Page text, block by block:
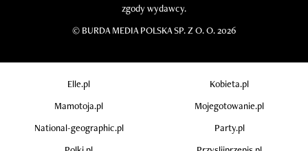
zgody wydawcy.
© BURDA MEDIA POLSKA SP. Z O. O. 2026
Elle.pl
Kobieta.pl
Mamotoja.pl
Mojegotowanie.pl
National-geographic.pl
Party.pl